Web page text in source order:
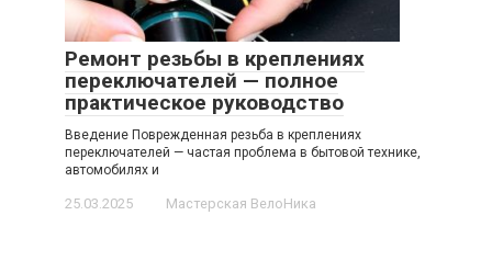
Ремонт резьбы в креплениях
переключателей — полное
практическое руководство
Введение Поврежденная резьба в креплениях
переключателей — частая проблема в бытовой технике,
автомобилях и
25.03.2025 Мастерская ВелоНика